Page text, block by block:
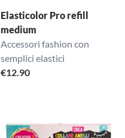
Elasticolor Pro refill
medium
Accessori fashion con
semplici elastici
€12.90